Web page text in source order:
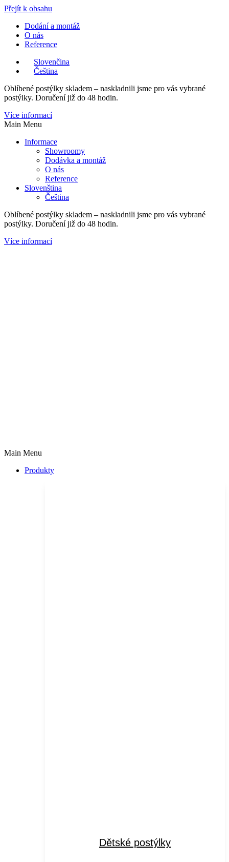
Přejít k obsahu
Dodání a montáž
O nás
Reference
Slovenčina
Čeština
Oblíbené postýlky skladem – naskladnili jsme pro vás vybrané
postýlky. Doručení již do 48 hodin.
Více informací
Main Menu
Informace
Showroomy
Dodávka a montáž
O nás
Reference
Slovenština
Čeština
Oblíbené postýlky skladem – naskladnili jsme pro vás vybrané
postýlky. Doručení již do 48 hodin.
Více informací
Main Menu
Produkty
Dětské postýlky